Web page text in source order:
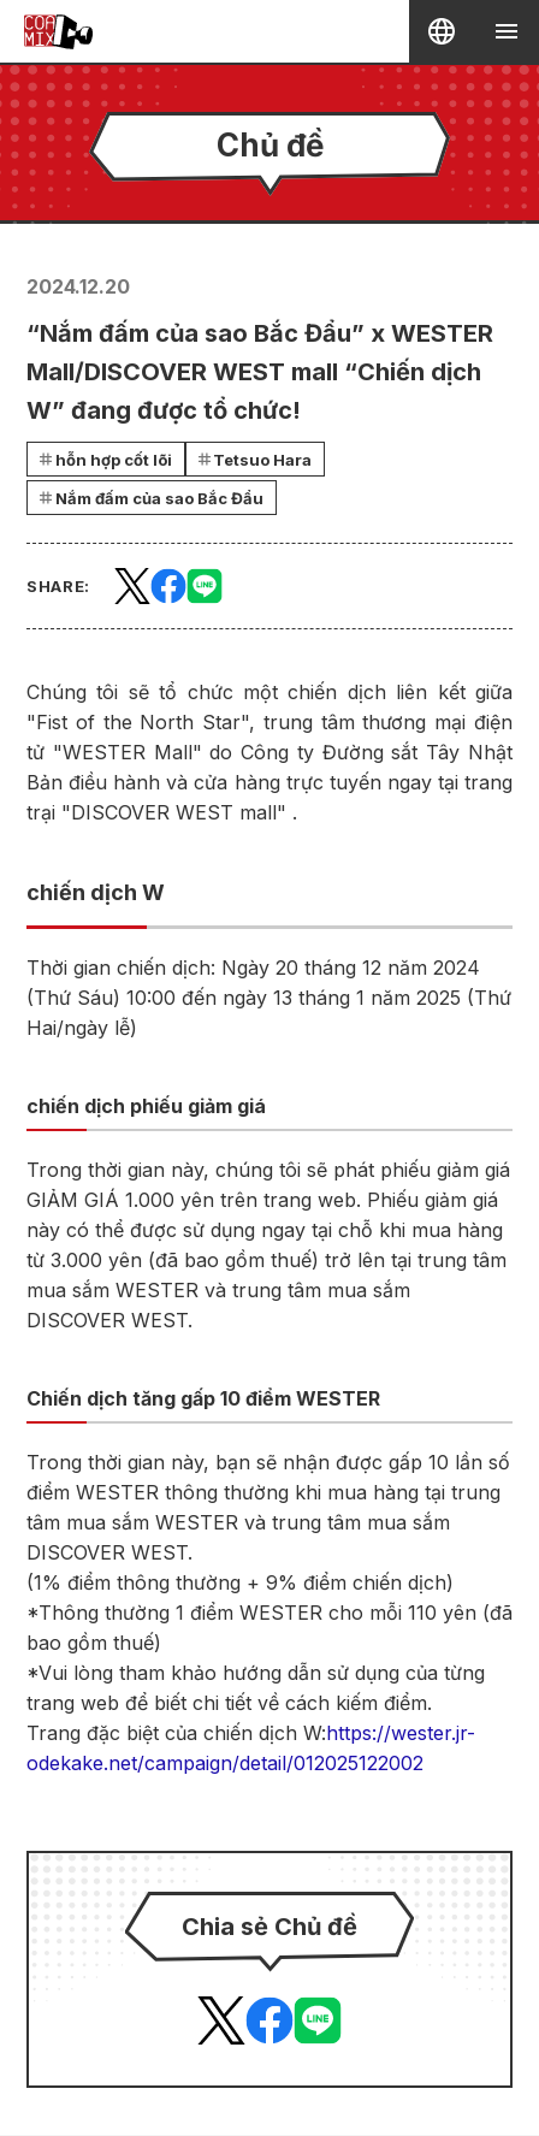
Chủ đề
2024.12.20
“Nắm đấm của sao Bắc Đẩu” x WESTER
Mall/DISCOVER WEST mall “Chiến dịch
W” đang được tổ chức!
hỗn hợp cốt lõi
Tetsuo Hara
Nắm đấm của sao Bắc Đẩu
SHARE:
Chúng tôi sẽ tổ chức một chiến dịch liên kết giữa
"Fist of the North Star", trung tâm thương mại điện
tử "WESTER Mall" do Công ty Đường sắt Tây Nhật
Bản điều hành và cửa hàng trực tuyến ngay tại trang
trại "DISCOVER WEST mall" .
chiến dịch W
Thời gian chiến dịch: Ngày 20 tháng 12 năm 2024
(Thứ Sáu) 10:00 đến ngày 13 tháng 1 năm 2025 (Thứ
Hai/ngày lễ)
chiến dịch phiếu giảm giá
Trong thời gian này, chúng tôi sẽ phát phiếu giảm giá
GIẢM GIÁ 1.000 yên trên trang web. Phiếu giảm giá
này có thể được sử dụng ngay tại chỗ khi mua hàng
từ 3.000 yên (đã bao gồm thuế) trở lên tại trung tâm
mua sắm WESTER và trung tâm mua sắm
DISCOVER WEST.
Chiến dịch tăng gấp 10 điểm WESTER
Trong thời gian này, bạn sẽ nhận được gấp 10 lần số
điểm WESTER thông thường khi mua hàng tại trung
tâm mua sắm WESTER và trung tâm mua sắm
DISCOVER WEST.
(1% điểm thông thường + 9% điểm chiến dịch)
*Thông thường 1 điểm WESTER cho mỗi 110 yên (đã
bao gồm thuế)
*Vui lòng tham khảo hướng dẫn sử dụng của từng
trang web để biết chi tiết về cách kiếm điểm.
Trang đặc biệt của chiến dịch W:https://wester.jr-
odekake.net/campaign/detail/012025122002
Chia sẻ Chủ đề